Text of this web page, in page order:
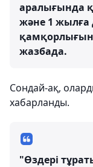
аралығында
және 1 жылға
жазбада.
Сондай-ақ,
хабарланды.
"Өздері